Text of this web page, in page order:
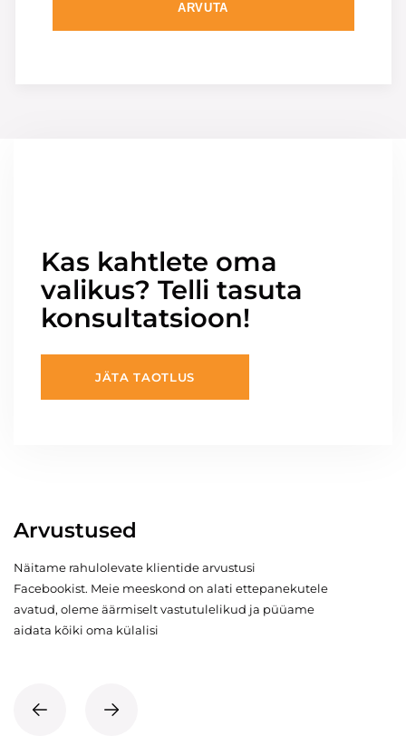
ARVUTA
Kas kahtlete oma
valikus? Telli tasuta
konsultatsioon!
JÄTA TAOTLUS
Arvustused
Näitame rahulolevate klientide arvustusi
Facebookist. Meie meeskond on alati ettepanekutele
avatud, oleme äärmiselt vastutulelikud ja püüame
aidata kõiki oma külalisi